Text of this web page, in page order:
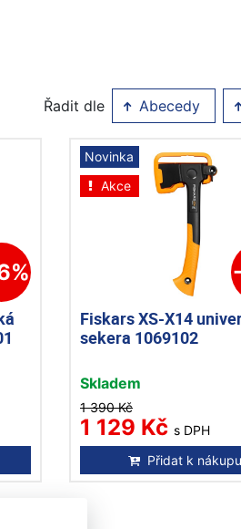
Řadit dle Abecedy
Novinka
Akce
Fiskars XS-X14
sekera 1069102
Skladem
1 390 Kč
1 129 Kč s DPH
Přidat k nákupu